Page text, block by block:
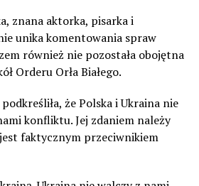
znana aktorka, pisarka i
unika komentowania spraw
również nie pozostała obojętna
Orderu Orła Białego.
że Polska i Ukraina nie
konfliktu. Jej zdaniem należy
faktycznym przeciwnikiem